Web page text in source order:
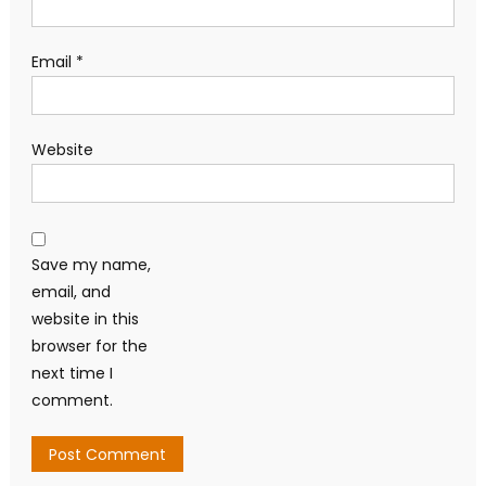
Email *
Website
Save my name,
email, and
website in this
browser for the
next time I
comment.